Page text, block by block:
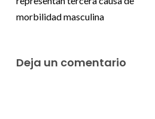
morbilidad masculina
Deja un comentario